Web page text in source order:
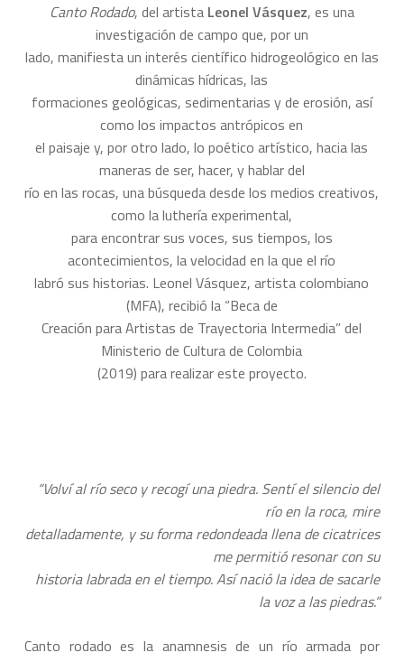
Canto Rodado, del artista Leonel Vásquez, es una
investigación de campo que, por un
lado, manifiesta un interés científico hidrogeológico en las
dinámicas hídricas, las
formaciones geológicas, sedimentarias y de erosión, así
como los impactos antrópicos en
el paisaje y, por otro lado, lo poético artístico, hacia las
maneras de ser, hacer, y hablar del
río en las rocas, una búsqueda desde los medios creativos,
como la luthería experimental,
para encontrar sus voces, sus tiempos, los
acontecimientos, la velocidad en la que el río
labró sus historias. Leonel Vásquez, artista colombiano
(MFA), recibió la “Beca de
Creación para Artistas de Trayectoria Intermedia” del
Ministerio de Cultura de Colombia
(2019) para realizar este proyecto.
“Volví al río seco y recogí una piedra. Sentí el silencio del
río en la roca, mire
detalladamente, y su forma redondeada llena de cicatrices
me permitió resonar con su
historia labrada en el tiempo. Así nació la idea de sacarle
la voz a las piedras.”
Canto rodado es la anamnesis de un río armada por